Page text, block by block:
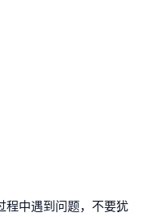
程中遇到问题，不要犹